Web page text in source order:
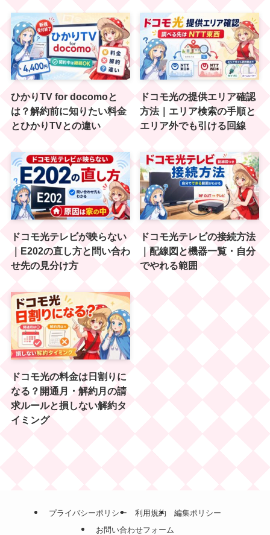
ひかりTV for docomoと
は？解約前に知りたい料金
とひかりTVとの違い
ドコモ光の提供エリア確認
方法｜エリア検索の手順と
エリア外でも引ける回線
ドコモ光テレビが映らない
｜E202の直し方と問い合わ
せ先の見分け方
ドコモ光テレビの接続方法
｜配線図と機器一覧・自分
でやれる範囲
ドコモ光の料金は日割りに
なる？開通月・解約月の請
求ルールと損しない解約タ
イミング
プライバシーポリシー 利用規約
編集ポリシー
お問い合わせフォーム